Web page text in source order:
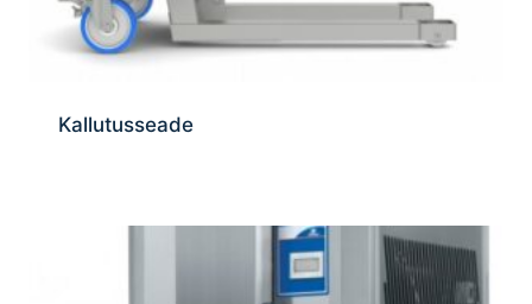
Kallutusseade